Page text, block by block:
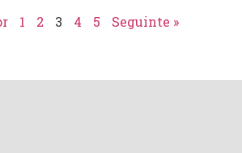
1 2 3 4 5 Seguinte »